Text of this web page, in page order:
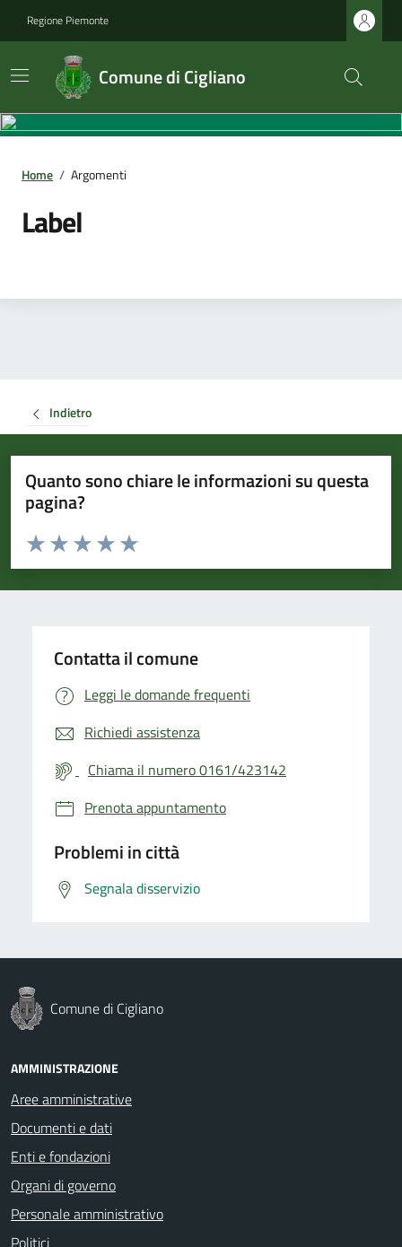
Regione Piemonte
Comune di Cigliano
Home / Argomenti
Label
Indietro
Quanto sono chiare le informazioni su questa
pagina?
Valuta da 1 a 5 stelle la pagina
Valuta 5 stelle su 5
Valuta 4 stelle su 5
Valuta 3 stelle su 5
Valuta 2 stelle su 5
Valuta 1 stelle su 5
Contatta il comune
Leggi le domande frequenti
Richiedi assistenza
Chiama il numero 0161/423142
Prenota appuntamento
Problemi in città
Segnala disservizio
Comune di Cigliano
AMMINISTRAZIONE
Aree amministrative
Documenti e dati
Enti e fondazioni
Organi di governo
Personale amministrativo
Politici